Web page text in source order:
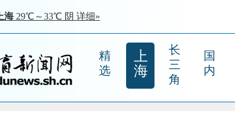
精
选
上
海
长
三
角
国
内